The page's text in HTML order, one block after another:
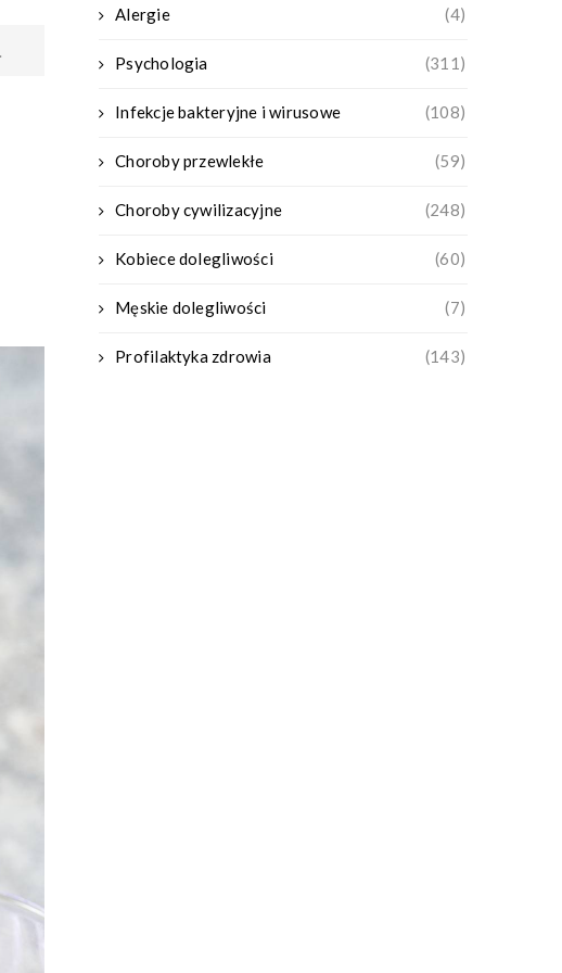
Alergie (4)
Psychologia (311)
Infekcje bakteryjne i wirusowe (108)
Choroby przewlekłe (59)
Choroby cywilizacyjne (248)
Kobiece dolegliwości (60)
Męskie dolegliwości (7)
Profilaktyka zdrowia (143)